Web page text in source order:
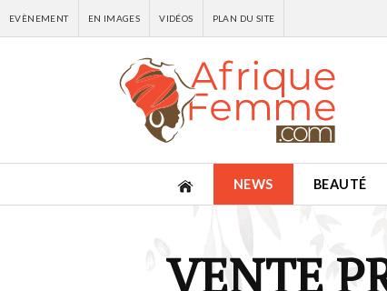
EVÈNEMENT EN IMAGES VIDÉOS PLAN DU SITE
NEWS BEAUTÉ
VENTE